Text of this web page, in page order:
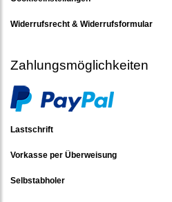
Widerrufsrecht & Widerrufsformular
Zahlungsmöglichkeiten
Lastschrift
Vorkasse per Überweisung
Selbstabholer